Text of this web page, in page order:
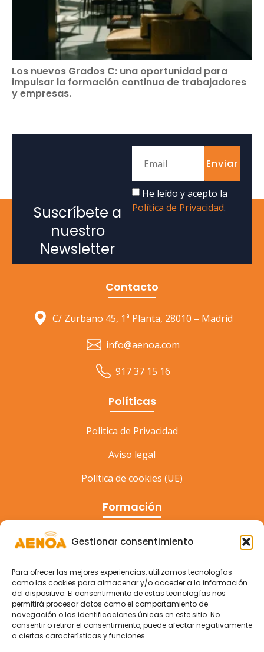
Gestionar consentimiento
Para ofrecer las mejores experiencias, utilizamos tecnologías
como las cookies para almacenar y/o acceder a la información
del dispositivo. El consentimiento de estas tecnologías nos
permitirá procesar datos como el comportamiento de
navegación o las identificaciones únicas en este sitio. No
consentir o retirar el consentimiento, puede afectar negativamente
a ciertas características y funciones.
Los nuevos Grados C: una oportunidad para
impulsar la formación continua de trabajadores
y empresas.
Suscríbete a
nuestro
Newsletter
He leído y acepto la
Política de Privacidad.
Enviar
Contacto
C/ Zurbano 45, 1ª Planta, 28010 – Madrid
info@aenoa.com
917 37 15 16
Políticas
Politica de Privacidad
Aviso legal
Política de cookies (UE)
Formación
Cursos
Congreso